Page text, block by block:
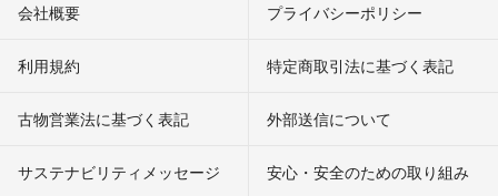
会社概要 プライバシーポリシー
利用規約 特定商取引法に基づく表記
古物営業法に基づく表記 外部送信について
サステナビリティメッセージ 安心・安全のための取り組み